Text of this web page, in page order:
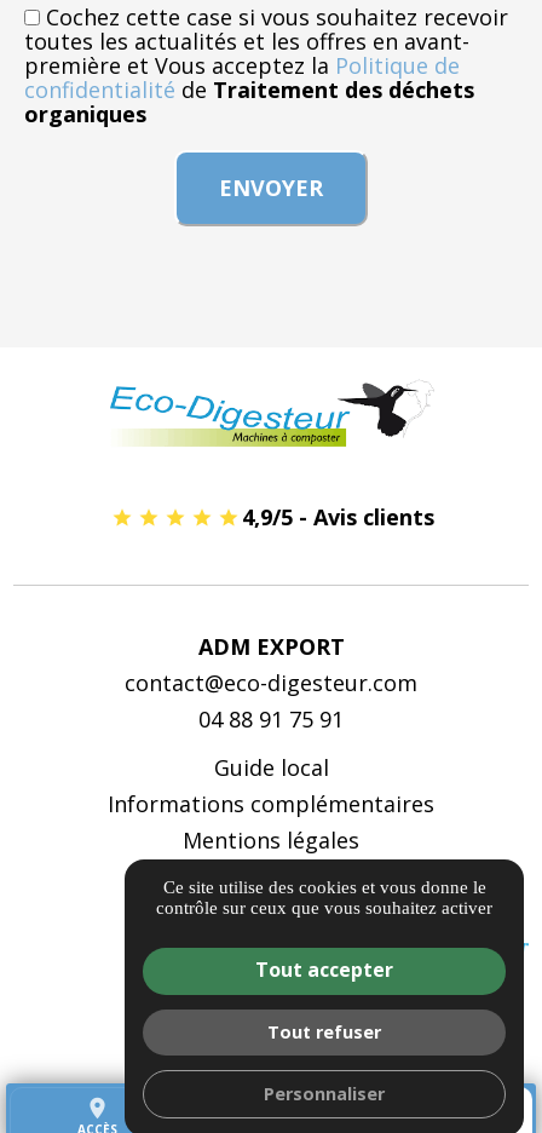
place
ACCÈS
call
Cochez cette case si vous souhaitez recevoir
toutes les actualités et les offres en avant-
première et Vous acceptez la Politique de
confidentialité de Traitement des déchets
organiques
4,9/5 - Avis clients
ADM EXPORT
contact@eco-digesteur.com
04 88 91 75 91
Guide local
Informations complémentaires
Mentions légales
Politique de confidentialité
Gestion des cookies
Ce site utilise des cookies et vous donne le
contrôle sur ceux que vous souhaitez activer
Tout accepter
Tout refuser
Personnaliser